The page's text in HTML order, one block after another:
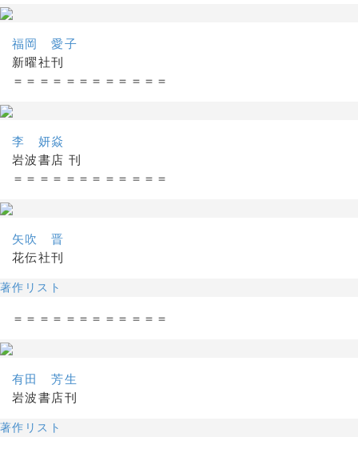
福岡 愛子
新曜社刊
＝＝＝＝＝＝＝＝＝＝＝＝
李 妍焱
岩波書店 刊
＝＝＝＝＝＝＝＝＝＝＝＝
矢吹 晋
花伝社刊
著作リスト
＝＝＝＝＝＝＝＝＝＝＝＝
有田 芳生
岩波書店刊
著作リスト